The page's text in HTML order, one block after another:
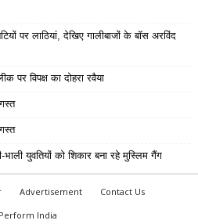
पर लाठियां, देखिए गालीबाजों के बॉस अरविंद
पर विपक्ष का दोहरा रवैया
युवतियों को शिकार बना रहे मुस्लिम गैंग
Advertisement
Contact Us
India